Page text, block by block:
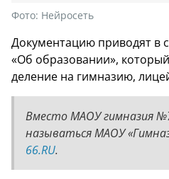
Фото: Нейросеть
Документацию приводят в
«Об образовании»,
деление на гимназию,
Вместо МАОУ гимназия
называться МАОУ
66.RU.